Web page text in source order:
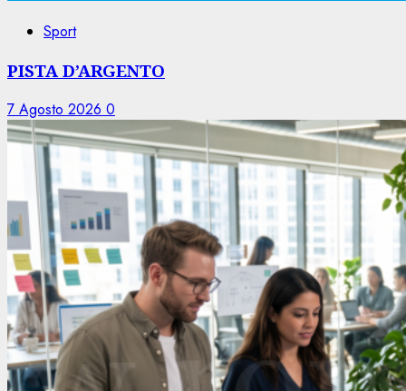
Sport
PISTA D’ARGENTO
7 Agosto 2026 0